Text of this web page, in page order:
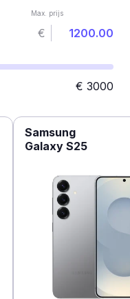
Max. prijs
€
€ 3000
Samsung
Galaxy S25